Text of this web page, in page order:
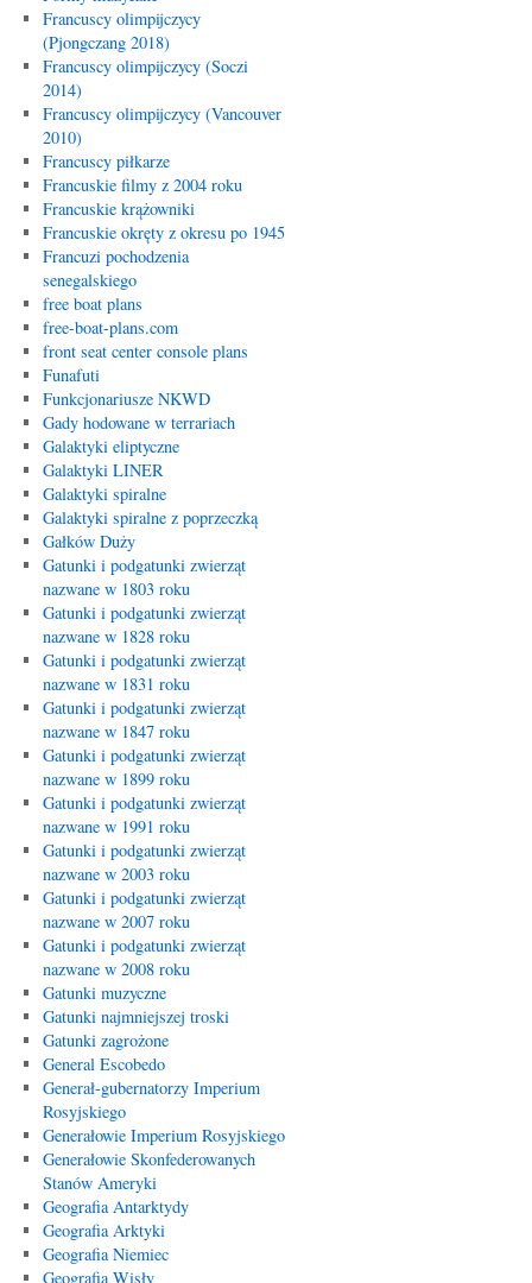
Francuscy olimpijczycy
(Pjongczang 2018)
Francuscy olimpijczycy (Soczi
2014)
Francuscy olimpijczycy (Vancouver
2010)
Francuscy piłkarze
Francuskie filmy z 2004 roku
Francuskie krążowniki
Francuskie okręty z okresu po 1945
Francuzi pochodzenia
senegalskiego
free boat plans
free-boat-plans.com
front seat center console plans
Funafuti
Funkcjonariusze NKWD
Gady hodowane w terrariach
Galaktyki eliptyczne
Galaktyki LINER
Galaktyki spiralne
Galaktyki spiralne z poprzeczką
Gałków Duży
Gatunki i podgatunki zwierząt
nazwane w 1803 roku
Gatunki i podgatunki zwierząt
nazwane w 1828 roku
Gatunki i podgatunki zwierząt
nazwane w 1831 roku
Gatunki i podgatunki zwierząt
nazwane w 1847 roku
Gatunki i podgatunki zwierząt
nazwane w 1899 roku
Gatunki i podgatunki zwierząt
nazwane w 1991 roku
Gatunki i podgatunki zwierząt
nazwane w 2003 roku
Gatunki i podgatunki zwierząt
nazwane w 2007 roku
Gatunki i podgatunki zwierząt
nazwane w 2008 roku
Gatunki muzyczne
Gatunki najmniejszej troski
Gatunki zagrożone
General Escobedo
Generał-gubernatorzy Imperium
Rosyjskiego
Generałowie Imperium Rosyjskiego
Generałowie Skonfederowanych
Stanów Ameryki
Geografia Antarktydy
Geografia Arktyki
Geografia Niemiec
Geografia Wisły